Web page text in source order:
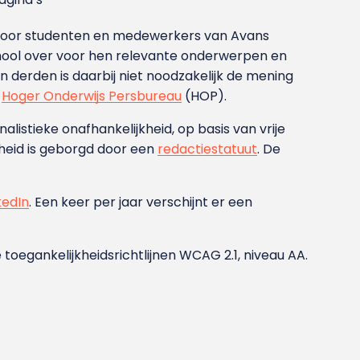
studenten en medewerkers van Avans
over voor hen relevante onderwerpen en
is daarbij niet noodzakelijk de mening
Hoger Onderwijs Persbureau (HOP).
onafhankelijkheid, op basis van vrije
is geborgd door een redactiestatuut. De
. Een keer per jaar verschijnt er een
WCAG 2.1, niveau AA.